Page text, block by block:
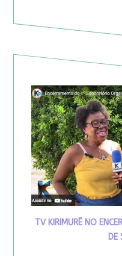
TV KIRIMURÊ NO
DE